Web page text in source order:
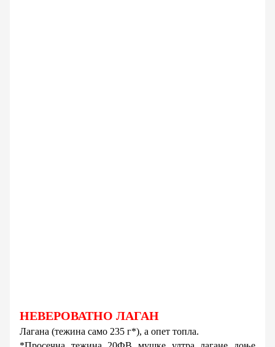
НЕВЕРОВАТНО ЛАГАН
Лагана (тежина само 235 г*), а опет топла.